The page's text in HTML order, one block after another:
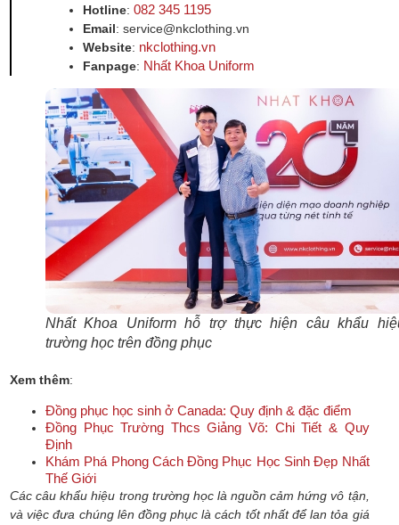
Hotline: 082 345 1195
Email: service@nkclothing.vn
Website: nkclothing.vn
Fanpage: Nhất Khoa Uniform
Nhất Khoa Uniform hỗ trợ thực hiện câu khẩu
trường học trên đồng phục
Xem thêm:
Đồng phục học sinh ở Canada: Quy định & đặc điểm
Đồng Phục Trường Thcs Giảng Võ: Chi Tiết & Quy
Định
Khám Phá Phong Cách Đồng Phục Học Sinh Đẹp Nhất
Thế Giới
Các câu khẩu hiệu trong trường học là nguồn cảm hứng vô tận,
và việc đưa chúng lên đồng phục là cách tốt nhất để lan tỏa giá